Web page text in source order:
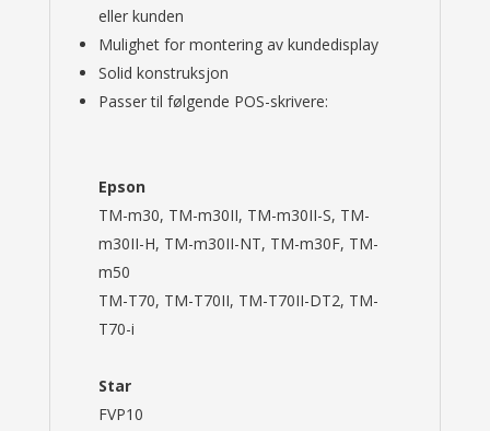
eller kunden
Mulighet for montering av kundedisplay
Solid konstruksjon
Passer til følgende POS-skrivere:
Epson
TM-m30, TM-m30II, TM-m30II-S, TM-
m30II-H, TM-m30II-NT, TM-m30F, TM-
m50
TM-T70, TM-T70II, TM-T70II-DT2, TM-
T70-i
Star
FVP10